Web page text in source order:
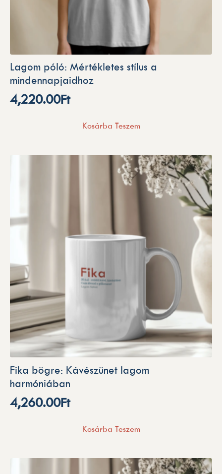
Lagom póló: Mértékletes stílus a
mindennapjaidhoz
4,220.00Ft
Kosárba Teszem
Fika bögre: Kávészünet lagom
harmóniában
4,260.00Ft
Kosárba Teszem